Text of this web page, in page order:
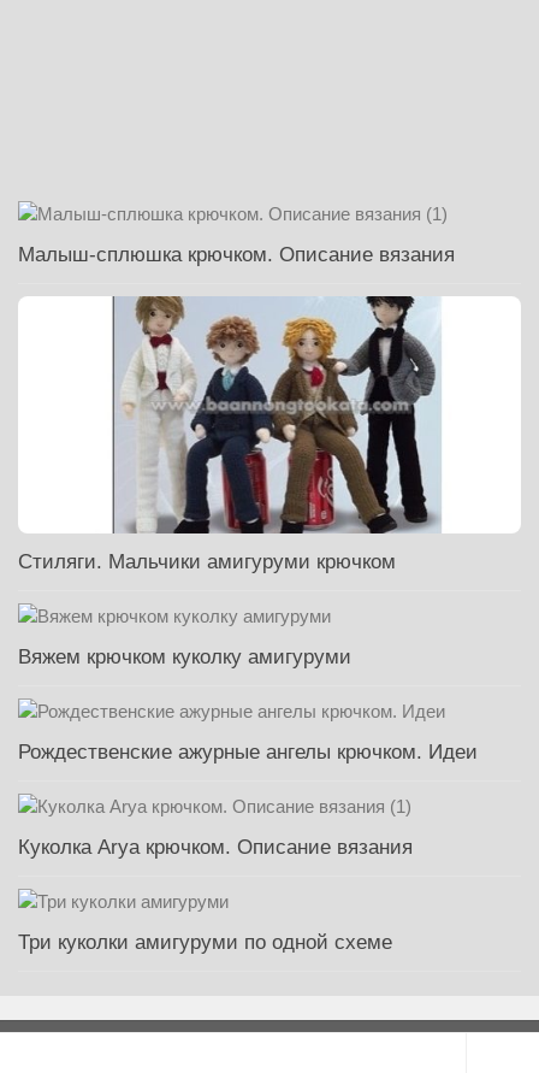
Малыш-сплюшка крючком. Описание вязания
Стиляги. Мальчики амигуруми крючком
Вяжем крючком куколку амигуруми
Рождественские ажурные ангелы крючком. Идеи
Куколка Arya крючком. Описание вязания
Три куколки амигуруми по одной схеме